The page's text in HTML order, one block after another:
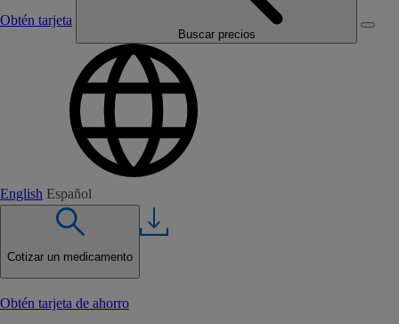
Obtén tarjeta
Buscar precios
English Español
Cotizar un medicamento
Obtén tarjeta de ahorro